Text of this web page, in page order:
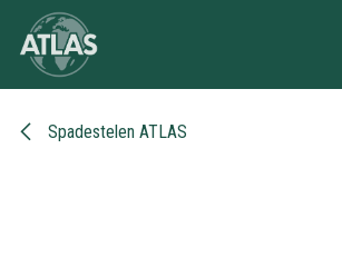
Overslaan naar inhoud
Spadestelen ATLAS